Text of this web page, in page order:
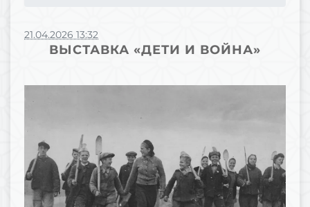
21.04.2026 13:32
ВЫСТАВКА «ДЕТИ И ВОЙНА»